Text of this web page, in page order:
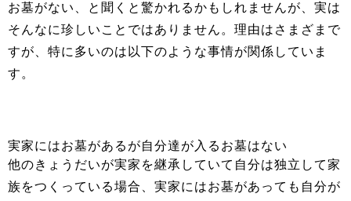
お墓がない、と聞くと驚かれるかもしれませんが、実は
そんなに珍しいことではありません。理由はさまざまで
すが、特に多いのは以下のような事情が関係していま
す。
実家にはお墓があるが自分達が入るお墓はない
他のきょうだいが実家を継承していて自分は独立して家
族をつくっている場合、実家にはお墓があっても自分が